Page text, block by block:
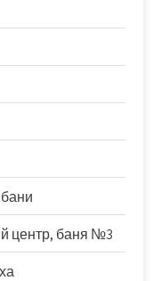
центр, баня №3